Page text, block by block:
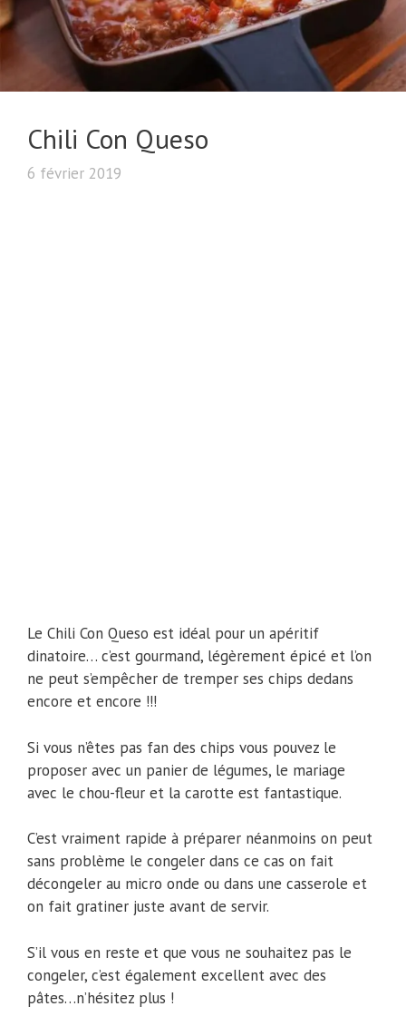
Chili Con Queso
6 février 2019
Le Chili Con Queso est idéal pour un apéritif
dinatoire… c’est gourmand, légèrement épicé et l’on
ne peut s’empêcher de tremper ses chips dedans
encore et encore !!!
Si vous n’êtes pas fan des chips vous pouvez le
proposer avec un panier de légumes, le mariage
avec le chou-fleur et la carotte est fantastique.
C’est vraiment rapide à préparer néanmoins on peut
sans problème le congeler dans ce cas on fait
décongeler au micro onde ou dans une casserole et
on fait gratiner juste avant de servir.
S’il vous en reste et que vous ne souhaitez pas le
congeler, c’est également excellent avec des
pâtes…n’hésitez plus !